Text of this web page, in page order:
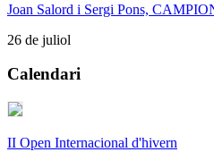
Joan Salord i Sergi Pons,
26 de juliol
Calendari
II Open Internacional d'hivern